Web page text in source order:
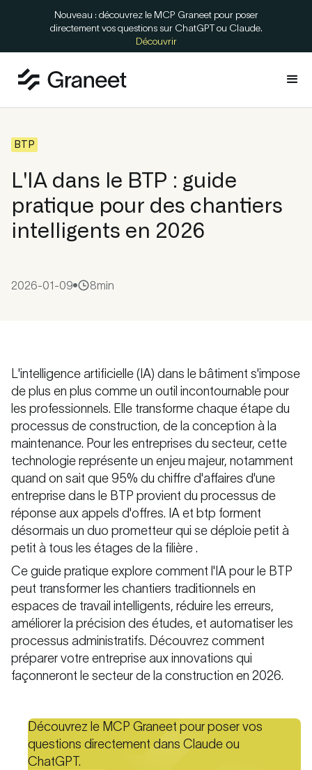
Nouveau : découvrez le MCP Graneet pour poser
directement vos questions sur ChatGPT ou Claude.
Découvrir
BTP
L'IA dans le BTP : guide
pratique pour des chantiers
intelligents en 2026
2026-01-09 8min
L'intelligence artificielle (IA) dans le bâtiment s'impose
de plus en plus comme un outil incontournable pour
les professionnels. Elle transforme chaque étape du
processus de construction, de la conception à la
maintenance. Pour les entreprises du secteur, cette
technologie représente un enjeu majeur, notamment
quand on sait que 95% du chiffre d'affaires d'une
entreprise dans le BTP provient du processus de
réponse aux appels d'offres. IA et btp forment
désormais un duo prometteur qui se déploie petit à
petit à tous les étages de la filière .
Ce guide pratique explore comment l'IA pour le BTP
peut transformer les chantiers traditionnels en
espaces de travail intelligents, réduire les erreurs,
améliorer la précision des études, et automatiser les
processus administratifs. Découvrez comment
préparer votre entreprise aux innovations qui
façonneront le secteur de la construction en 2026.
Découvrez le MCP Graneet pour poser vos
questions directement dans Claude ou
ChatGPT.